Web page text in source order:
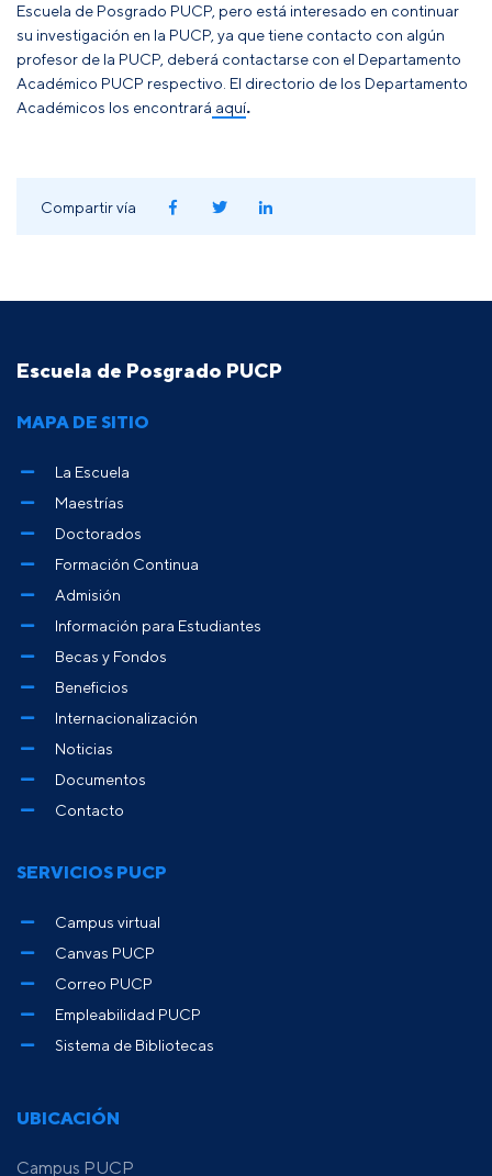
Escuela de Posgrado PUCP, pero está interesado en continuar
su investigación en la PUCP, ya que tiene contacto con algún
profesor de la PUCP, deberá contactarse con el Departamento
Académico PUCP respectivo. El directorio de los Departamento
Académicos los encontrará aquí.
Compartir vía
Escuela de Posgrado PUCP
UBICACIÓN
Campus PUCP
MAPA DE SITIO
La Escuela
Maestrías
Doctorados
Formación Continua
Admisión
Información para Estudiantes
Becas y Fondos
Beneficios
Internacionalización
Noticias
Documentos
Contacto
SERVICIOS PUCP
Campus virtual
Canvas PUCP
Correo PUCP
Empleabilidad PUCP
Sistema de Bibliotecas